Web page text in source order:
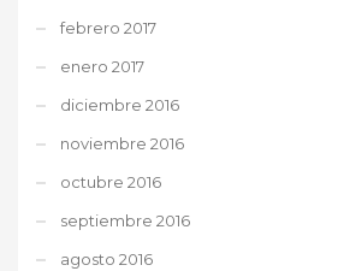
febrero 2017
enero 2017
diciembre 2016
noviembre 2016
octubre 2016
septiembre 2016
agosto 2016